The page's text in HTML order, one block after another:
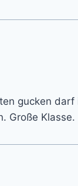
gucken
Große Klasse.